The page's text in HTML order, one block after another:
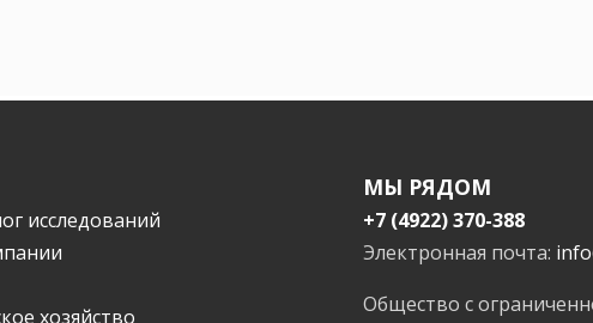
исследований
хозяйство
МЫ РЯДОМ
+7 (4922) 370-388
Электронная почта:
Общество с